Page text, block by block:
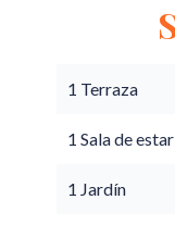
1 Terraza
1 Sala de estar
1 Jardín